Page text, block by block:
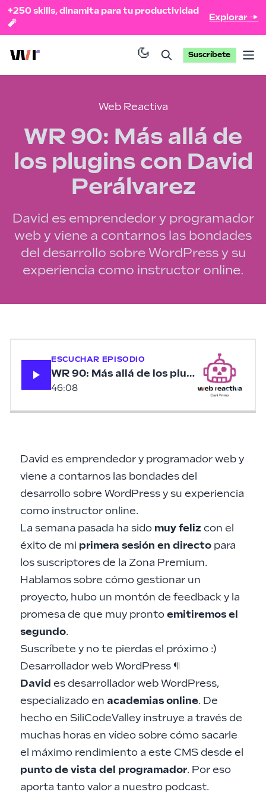
+250 skills, dinamita para tu productividad
🧨
Explorar →
Suscríbete
Web Reactiva
WR 90: Más allá de
los plugins con David
Perálvarez
David es emprendedor y programador
web y viene a contarnos las bondades
del desarrollo sobre WordPress y su
experiencia como instructor online.
ESCUCHAR EPISODIO
WR 90: Más allá de los plugins con
46:08
David es emprendedor y programador web y
viene a contarnos las bondades del
desarrollo sobre WordPress y su experiencia
como instructor online.
La semana pasada ha sido muy feliz con el
éxito de mi primera sesión en directopara
los suscriptores de la Zona Premium.
Hablamos sobre cómo gestionar un
proyecto, hubo un montón de feedback y la
promesa de que muy pronto emitiremos el
segundo.
Suscríbete y no te pierdas el próximo :)
Desarrollador web WordPress ¶
David es desarrollador web WordPress,
especializado en academias online. De
hecho en SiliCodeValleyinstruye a través de
muchas horas en vídeo sobre cómo sacarle
el máximo rendimiento a este CMS desde el
punto de vista del programador. Por eso
aporta tanto valor a nuestro podcast.